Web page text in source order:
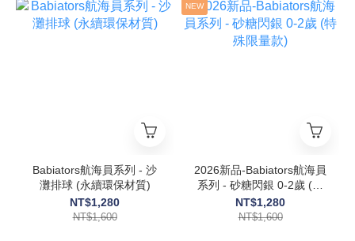
Babiators航海員系列 - 沙
灘排球 (永續環保材質)
NT$1,280
NT$1,600
NEW
2026新品-Babiators航海員
系列 - 砂糖閃銀 0-2歲 (特
殊限量款)
NT$1,280
NT$1,600